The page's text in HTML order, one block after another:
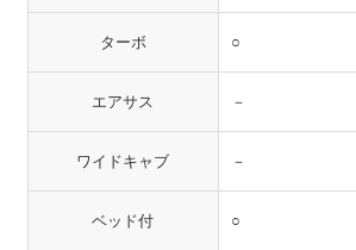
ターボ ○
エアサス －
ワイドキャブ －
ベッド付 ○